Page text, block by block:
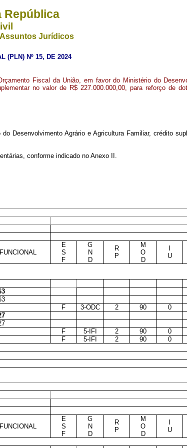
República
Jurídicos
(PLN) Nº 15, DE 2024
Fiscal da União, em favor do Ministério do
no valor de R$ 227.000.000,00, para reforço de
Desenvolvimento Agrário e Agricultura Familiar, crédito
conforme indicado no Anexo II.
FUNCIONAL
E
S
F
G
N
D
R
P
M
O
D
U
F 3-ODC 2 90 0
F 5-IFI 2 90 0
F
5-IFI 2 90 0
FUNCIONAL
E
S
F
G
N
D
R
P
M
O
D
U